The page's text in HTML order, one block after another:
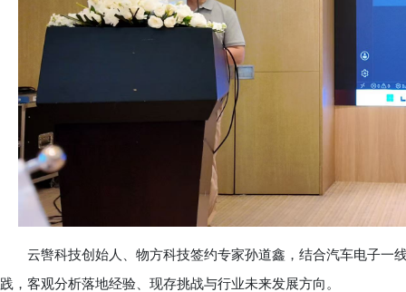
云辔科技创始人、物方科技签约专家孙道鑫，结合汽车电子一
践，客观分析落地经验、现存挑战与行业未来发展方向。